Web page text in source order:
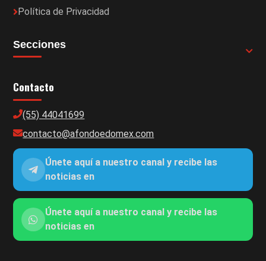
Política de Privacidad
Secciones
Contacto
(55) 44041699
contacto@afondoedomex.com
Únete aquí a nuestro canal y recibe las
noticias en
Únete aquí a nuestro canal y recibe las
noticias en